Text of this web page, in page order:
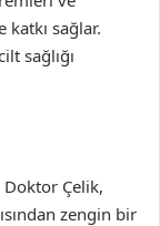
sağlar.
sağlığı
Doktor Çelik,
zengin bir